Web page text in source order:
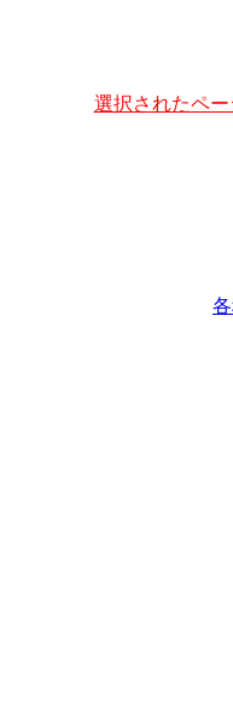
選択されたペ